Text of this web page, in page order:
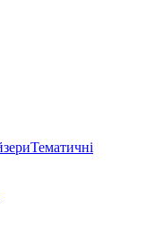
Тематичні